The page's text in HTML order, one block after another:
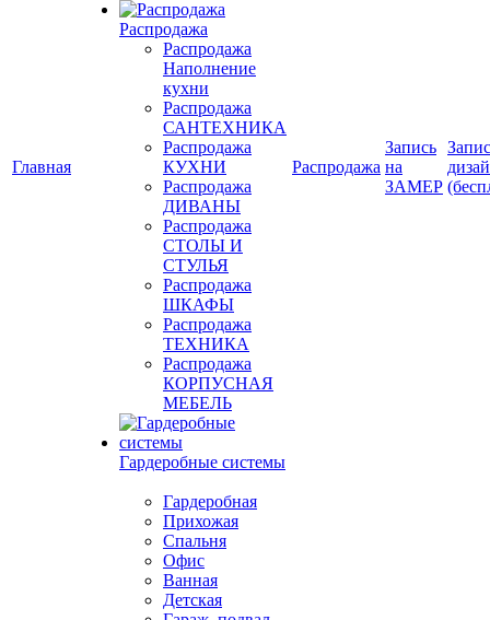
Главная
Распродажа
Распродажа
Наполнение
кухни
Распродажа
САНТЕХНИКА
Распродажа
КУХНИ
Распродажа
ДИВАНЫ
Распродажа
СТОЛЫ И
СТУЛЬЯ
Распродажа
ШКАФЫ
Распродажа
ТЕХНИКА
Распродажа
КОРПУСНАЯ
МЕБЕЛЬ
Гардеробные системы
Гардеробная
Прихожая
Спальня
Офис
Ванная
Детская
Распродажа
Запись
на
ЗАМЕР